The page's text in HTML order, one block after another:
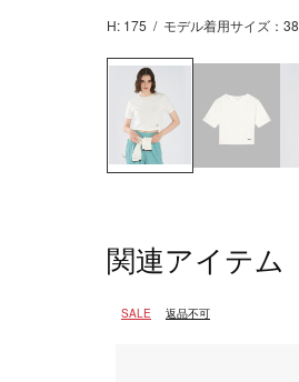
H: 175 / モデル着用サイズ：38
関連アイテム
SALE 返品不可